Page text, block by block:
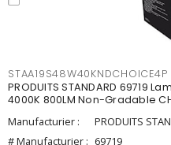
STAA19S48W40KNDCHOICE4P
PRODUITS STANDARD 69719
4000K 800LM Non-Gradable
Manufacturier :
PRODUITS
# Manufacturier : 69719